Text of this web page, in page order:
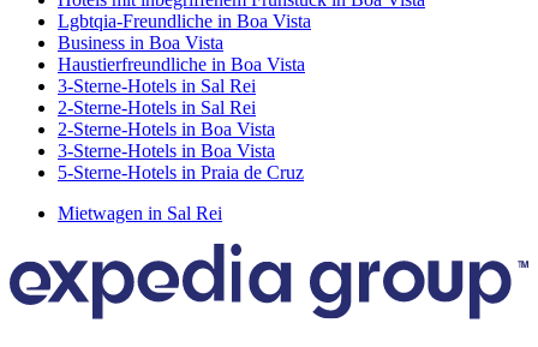
Lgbtqia-Freundliche in Boa Vista
Business in Boa Vista
Haustierfreundliche in Boa Vista
3-Sterne-Hotels in Sal Rei
2-Sterne-Hotels in Sal Rei
2-Sterne-Hotels in Boa Vista
3-Sterne-Hotels in Boa Vista
5-Sterne-Hotels in Praia de Cruz
Mietwagen in Sal Rei